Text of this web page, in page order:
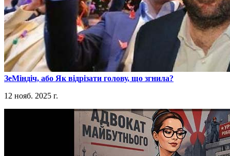
​ЗеМіндіч, або Як відрізати голову, що згнила?
12 нояб. 2025 г.